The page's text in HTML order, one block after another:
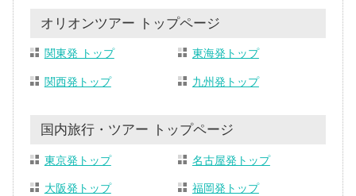
オリオンツアー トップページ
関東発 トップ 東海発トップ
関西発トップ 九州発トップ
国内旅行・ツアー トップページ
東京発トップ 名古屋発トップ
大阪発トップ 福岡発トップ